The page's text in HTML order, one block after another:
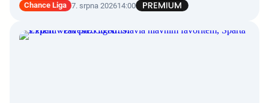
Chance Liga 7. srpna 202614:00